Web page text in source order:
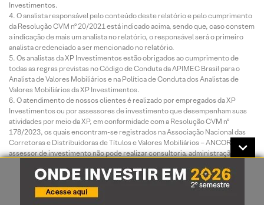
Investimentos.
O analista responsável pelo conteúdo deste relatório e pelo cumprimento
da Resolução CVM nº 20/2021 está indicado acima, sendo que, caso constem
a indicação de mais um analista no relatório, o responsável será o primeiro
analista credenciado a ser mencionado no relatório.
Os analistas da XP Investimentos estão obrigados ao cumprimento de
todas as regras previstas no Código de Conduta da APIMEC Brasil para o
Analista de Valores Mobiliários e na Política de Conduta dos Analistas de
Valores Mobiliários da XP Investimentos.
O atendimento de nossos clientes é realizado por empregados da XP
Investimentos ou por assessores de investimento que desempenham suas
atividades por meio da XP, em conformidade com a Resolução CVM nº
178/2023, os quais encontram-se registrados na Associação Nacional das
Corretoras e Distribuidoras de Títulos e Valores Mobiliários – ANCORD. O
assessor de investimento não pode realizar consultoria, administração ou
solicitar autorização prévia do cliente para a realização de qualquer operação
no mercado de capitais.
Para fins de verificação da adequação do perfil do investidor aos serviços e